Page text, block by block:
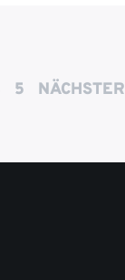
5 NÄCHSTER